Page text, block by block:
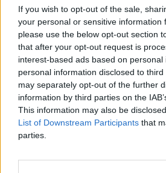
If you wish to opt-out of the sale,
your personal or sensitive
please use the below opt-out section
that after your opt-out request is
interest-based ads based on
personal information disclosed to
may separately opt-out of the further
information by third parties on the
This information may also be
List of Downstream Participants that
parties.
Po fali upałów, w trakcie których
czeka nas ochłodzenie. Jak podają
długo. – Lato nie odpuszcza, choć
przeplatały się z chłodniejszymi –
Zero.pl Przemysław Makarewicz z
Gospodarki Wodnej.
Paweł Żurek
Dzisiaj 19:12
4 min